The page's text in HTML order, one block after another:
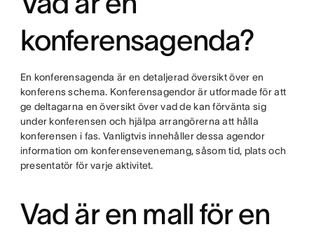
konferensagenda?
En konferensagenda är en detaljerad översikt över en
konferens schema. Konferensagendor är utformade för att
ge deltagarna en översikt över vad de kan förvänta sig
under konferensen och hjälpa arrangörerna att hålla
konferensen i fas. Vanligtvis innehåller dessa agendor
information om konferensevenemang, såsom tid, plats och
presentatör för varje aktivitet.
Vad är en mall för en